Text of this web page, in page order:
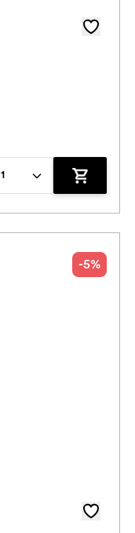
1
Zum
-5%